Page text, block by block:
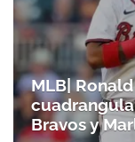
MLB|
Bravos y